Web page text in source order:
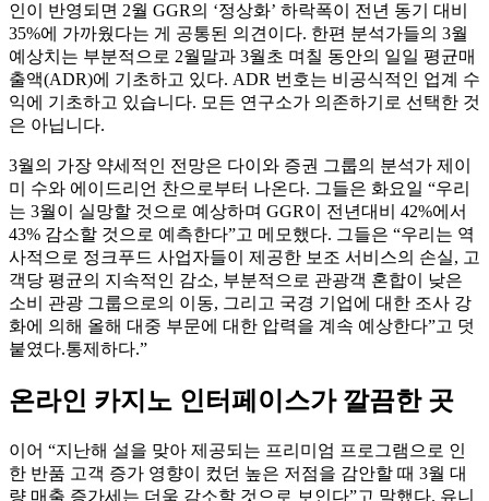
인이 반영되면 2월 GGR의 ‘정상화’ 하락폭이 전년 동기 대비
35%에 가까웠다는 게 공통된 의견이다. 한편 분석가들의 3월
예상치는 부분적으로 2월말과 3월초 며칠 동안의 일일 평균매
출액(ADR)에 기초하고 있다. ADR 번호는 비공식적인 업계 수
익에 기초하고 있습니다. 모든 연구소가 의존하기로 선택한 것
은 아닙니다.
3월의 가장 약세적인 전망은 다이와 증권 그룹의 분석가 제이
미 수와 에이드리언 찬으로부터 나온다. 그들은 화요일 “우리
는 3월이 실망할 것으로 예상하며 GGR이 전년대비 42%에서
43% 감소할 것으로 예측한다”고 메모했다. 그들은 “우리는 역
사적으로 정크푸드 사업자들이 제공한 보조 서비스의 손실, 고
객당 평균의 지속적인 감소, 부분적으로 관광객 혼합이 낮은
소비 관광 그룹으로의 이동, 그리고 국경 기업에 대한 조사 강
화에 의해 올해 대중 부문에 대한 압력을 계속 예상한다”고 덧
붙였다.통제하다.”
온라인 카지노 인터페이스가 깔끔한 곳
이어 “지난해 설을 맞아 제공되는 프리미엄 프로그램으로 인
한 반품 고객 증가 영향이 컸던 높은 저점을 감안할 때 3월 대
량 매출 증가세는 더욱 감소할 것으로 보인다”고 말했다. 유니